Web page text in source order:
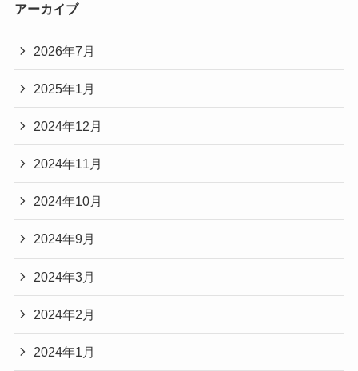
アーカイブ
2026年7月
2025年1月
2024年12月
2024年11月
2024年10月
2024年9月
2024年3月
2024年2月
2024年1月